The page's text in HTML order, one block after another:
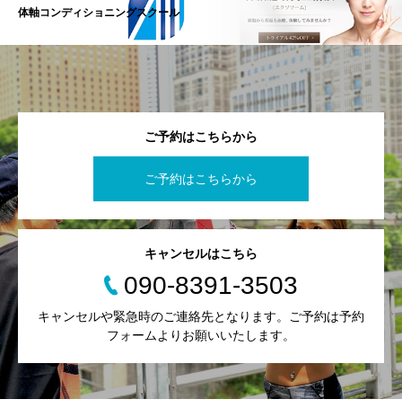
体軸コンディショニングスクール
ご予約はこちらから
ご予約はこちらから
キャンセルはこちら
090-8391-3503
キャンセルや緊急時のご連絡先となります。ご予約は予約
フォームよりお願いいたします。